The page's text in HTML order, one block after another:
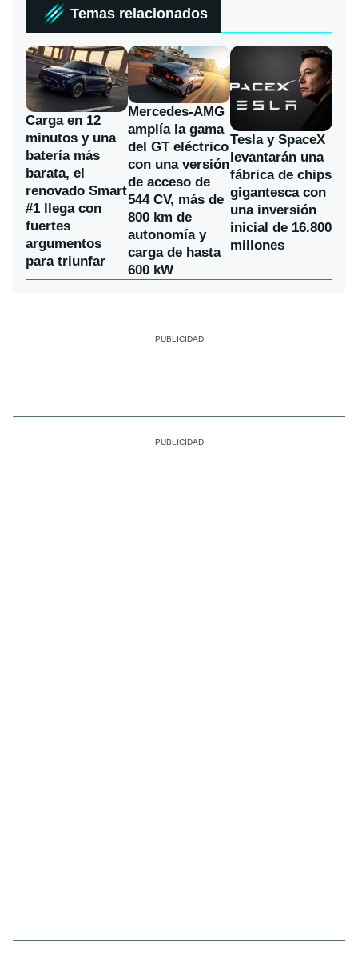
Temas relacionados
Carga en 12
minutos y una
batería más
barata, el
renovado Smart
#1 llega con
fuertes
argumentos
para triunfar
Mercedes-AMG
amplía la gama
del GT eléctrico
con una versión
de acceso de
544 CV, más de
800 km de
autonomía y
carga de hasta
600 kW
Tesla y SpaceX
levantarán una
fábrica de chips
gigantesca con
una inversión
inicial de 16.800
millones